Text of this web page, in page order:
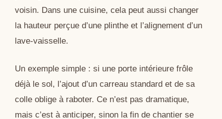
voisin. Dans une cuisine, cela peut aussi changer
la hauteur perçue d’une plinthe et l’alignement d’un
lave-vaisselle.
Un exemple simple : si une porte intérieure frôle
déjà le sol, l’ajout d’un carreau standard et de sa
colle oblige à raboter. Ce n’est pas dramatique,
mais c’est à anticiper, sinon la fin de chantier se